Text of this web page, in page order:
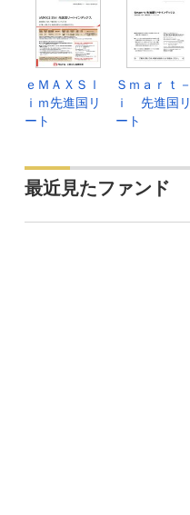
ｅＭＡＸＳｌ
ｉｍ先進国リ
ート
Ｓｍａｒｔ－
ｉ 先進国リ
ート
最近見たファンド